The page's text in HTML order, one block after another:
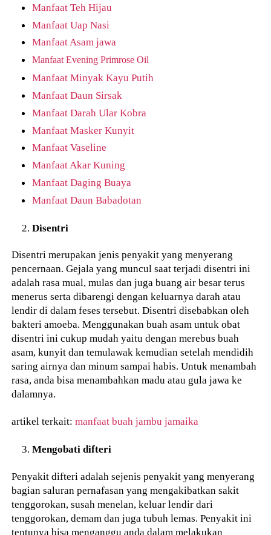
Manfaat Teh Hijau
Manfaat Uap Nasi
Manfaat Asam jawa
Manfaat Evening Primrose Oil
Manfaat Minyak Kayu Putih
Manfaat Daun Sirsak
Manfaat Darah Ular Kobra
Manfaat Masker Kunyit
Manfaat Vaseline
Manfaat Akar Kuning
Manfaat Daging Buaya
Manfaat Daun Babadotan
Disentri
Disentri merupakan jenis penyakit yang menyerang
pencernaan. Gejala yang muncul saat terjadi disentri ini
adalah rasa mual, mulas dan juga buang air besar terus
menerus serta dibarengi dengan keluarnya darah atau
lendir di dalam feses tersebut. Disentri disebabkan oleh
bakteri amoeba. Menggunakan buah asam untuk obat
disentri ini cukup mudah yaitu dengan merebus buah
asam, kunyit dan temulawak kemudian setelah mendidih
saring airnya dan minum sampai habis. Untuk menambah
rasa, anda bisa menambahkan madu atau gula jawa ke
dalamnya.
artikel terkait:manfaat buah jambu jamaika
Mengobati difteri
Penyakit difteri adalah sejenis penyakit yang menyerang
bagian saluran pernafasan yang mengakibatkan sakit
tenggorokan, susah menelan, keluar lendir dari
tenggorokan, demam dan juga tubuh lemas. Penyakit ini
tentunya bisa menganggu anda dalam melakukan